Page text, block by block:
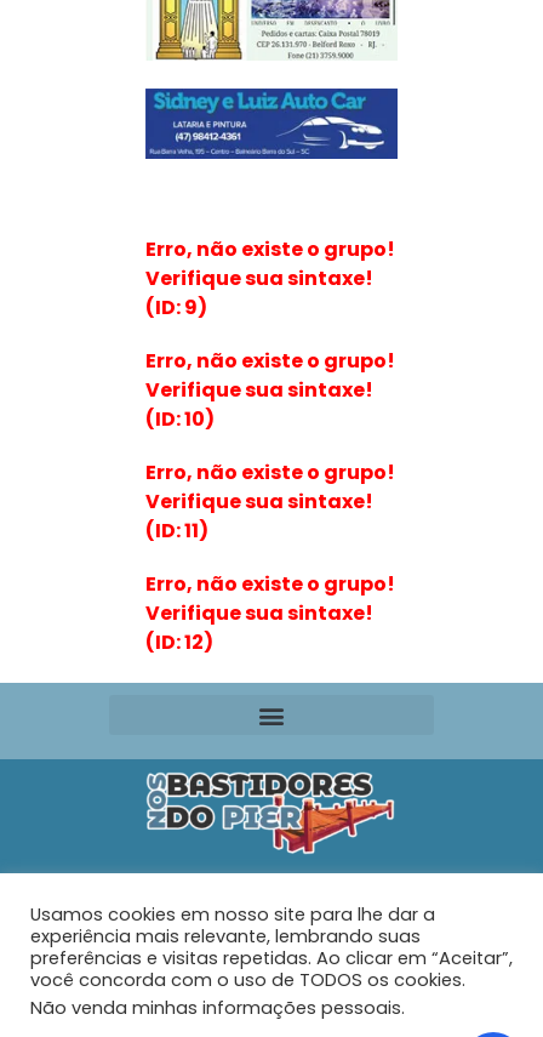
Erro, não existe o grupo!
Verifique sua sintaxe!
(ID: 9)
Erro, não existe o grupo!
Verifique sua sintaxe!
(ID: 10)
Erro, não existe o grupo!
Verifique sua sintaxe!
(ID: 11)
Erro, não existe o grupo!
Verifique sua sintaxe!
(ID: 12)
Rua Maria de Souza Santos Nº 159 – AP 401 –
Tabuleiro – Barra Velha – SC
© 2026 - Nos Bastidores do Pier - Todos os direitos
Usamos cookies em nosso site para lhe dar a
experiência mais relevante, lembrando suas
preferências e visitas repetidas. Ao clicar em “Aceitar”,
você concorda com o uso de TODOS os cookies.
Não venda minhas informações pessoais.